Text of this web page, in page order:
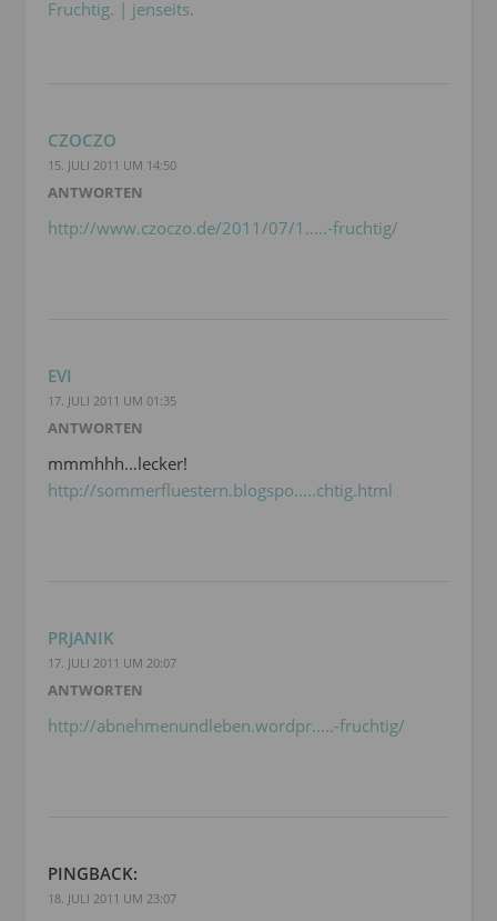
Fruchtig. | jenseits.
CZOCZO
15. JULI 2011 UM 14:50
ANTWORTEN
http://www.czoczo.de/2011/07/1.....-fruchtig/
EVI
17. JULI 2011 UM 01:35
ANTWORTEN
mmmhhh…lecker!
http://sommerfluestern.blogspo.....chtig.html
PRJANIK
17. JULI 2011 UM 20:07
ANTWORTEN
http://abnehmenundleben.wordpr.....-fruchtig/
PINGBACK:
18. JULI 2011 UM 23:07